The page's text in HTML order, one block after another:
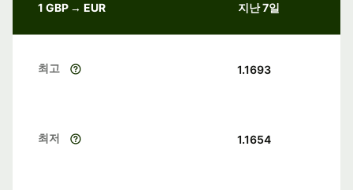
1 GBP → EUR 지난 7일
최고 1.1693
최저 1.1654